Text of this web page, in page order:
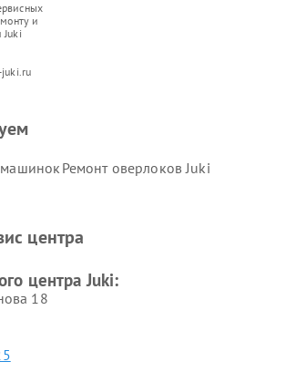
и
Juki
Ремонт оверлоков Juki
центра
центра Juki:
18